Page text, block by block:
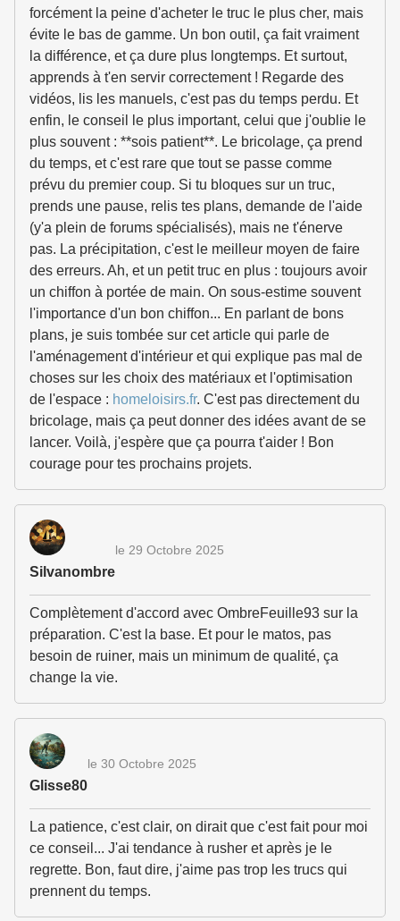
forcément la peine d'acheter le truc le plus cher, mais
évite le bas de gamme. Un bon outil, ça fait vraiment
la différence, et ça dure plus longtemps. Et surtout,
apprends à t'en servir correctement ! Regarde des
vidéos, lis les manuels, c'est pas du temps perdu. Et
enfin, le conseil le plus important, celui que j'oublie le
plus souvent : **sois patient**. Le bricolage, ça prend
du temps, et c'est rare que tout se passe comme
prévu du premier coup. Si tu bloques sur un truc,
prends une pause, relis tes plans, demande de l'aide
(y'a plein de forums spécialisés), mais ne t'énerve
pas. La précipitation, c'est le meilleur moyen de faire
des erreurs. Ah, et un petit truc en plus : toujours avoir
un chiffon à portée de main. On sous-estime souvent
l'importance d'un bon chiffon... En parlant de bons
plans, je suis tombée sur cet article qui parle de
l'aménagement d'intérieur et qui explique pas mal de
choses sur les choix des matériaux et l'optimisation
de l'espace : homeloisirs.fr. C'est pas directement du
bricolage, mais ça peut donner des idées avant de se
lancer. Voilà, j'espère que ça pourra t'aider ! Bon
courage pour tes prochains projets.
Silvanombre
le 29 Octobre 2025
Complètement d'accord avec OmbreFeuille93 sur la
préparation. C'est la base. Et pour le matos, pas
besoin de ruiner, mais un minimum de qualité, ça
change la vie.
Glisse80
le 30 Octobre 2025
La patience, c'est clair, on dirait que c'est fait pour moi
ce conseil... J'ai tendance à rusher et après je le
regrette. Bon, faut dire, j'aime pas trop les trucs qui
prennent du temps.